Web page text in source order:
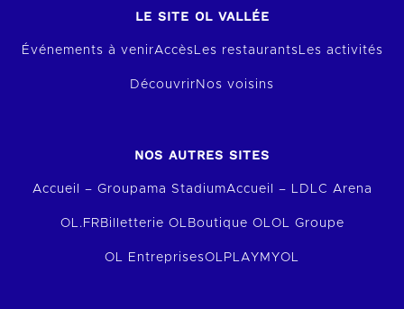
LE SITE OL VALLÉE
Événements à venirAccèsLes restaurantsLes activités
Découvrir Nos voisins
NOS AUTRES SITES
Accueil – Groupama StadiumAccueil – LDLC Arena
OL.FR Billetterie OL Boutique OLOL Groupe
OL EntreprisesOLPLAY MYOL